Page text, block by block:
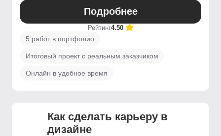
Подробнее
Рейтинг4.50
5 работ в портфолио
Итоговый проект с реальным заказчиком
Онлайн в удобное время
Как сделать карьеру в
дизайне